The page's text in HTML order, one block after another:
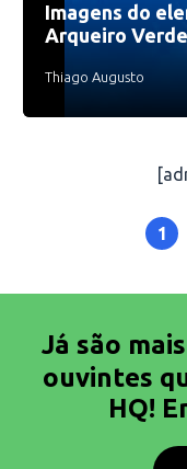
Imagens do
Arqueiro Verde
Thiago Augusto
1
Já são
ouvintes
HQ!